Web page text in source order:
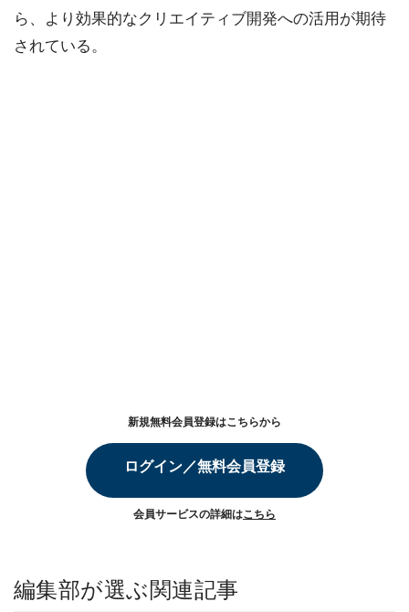
ら、より効果的なクリエイティブ開発への活用が期待
されている。
新規無料会員登録はこちらから
ログイン／無料会員登録
会員サービスの詳細はこちら
編集部が選ぶ関連記事